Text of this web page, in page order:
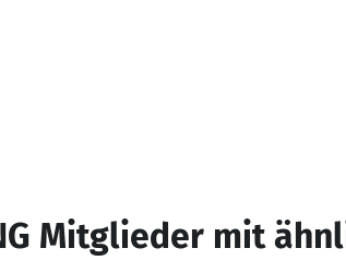
Mitglieder mit